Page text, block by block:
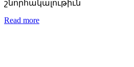
շնորհակալութիւն
Read more